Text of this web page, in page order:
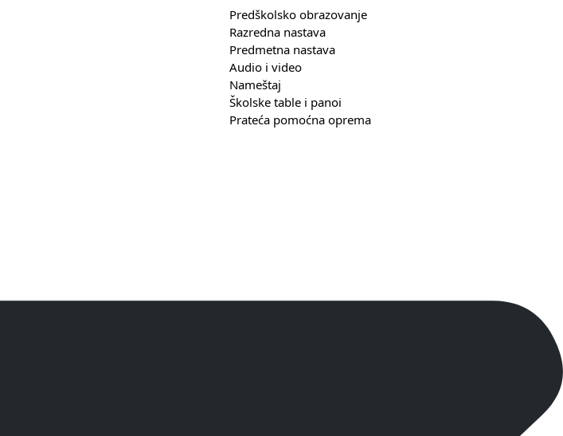
Predškolsko obrazovanje
Razredna nastava
Predmetna nastava
Audio i video
Nameštaj
Školske table i panoi
Prateća pomoćna oprema